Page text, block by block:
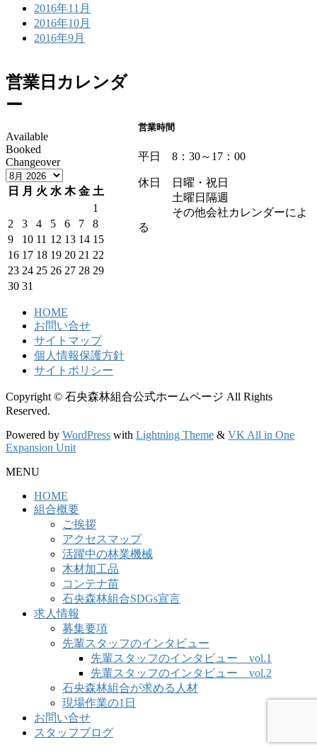
2016年11月
2016年10月
2016年9月
営業日カレンダ
ー
Available
Booked
Changeover
日 月 火 水 木 金 土
1
2
3 4 5 6 7
8
9
10 11 12 13 14 15
16 17 18 19 20 21 22
23 24 25 26 27 28 29
30 31
営業時間
平日 8：30～17：00
休日 日曜・祝日
土曜日隔週
その他会社カレンダーによ
る
HOME
お問い合せ
サイトマップ
個人情報保護方針
サイトポリシー
Copyright © 石央森林組合公式ホームページ All Rights
Reserved.
Powered by WordPress with Lightning Theme & VK All in One
Expansion Unit
MENU
HOME
組合概要
ご挨拶
アクセスマップ
活躍中の林業機械
木材加工品
コンテナ苗
石央森林組合SDGs宣言
求人情報
募集要項
先輩スタッフのインタビュー
先輩スタッフのインタビュー vol.1
先輩スタッフのインタビュー vol.2
石央森林組合が求める人材
現場作業の1日
お問い合せ
スタッフブログ